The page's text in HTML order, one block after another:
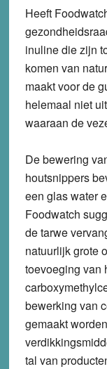
Heeft
inuline die zijn
komen van
maakt voor de
helemaal niet
waaraan de
De bewering
houtsnippers
een glas water
Foodwatch
de tarwe
natuurlijk grote
toevoeging van
bewerking van
gemaakt
tal van